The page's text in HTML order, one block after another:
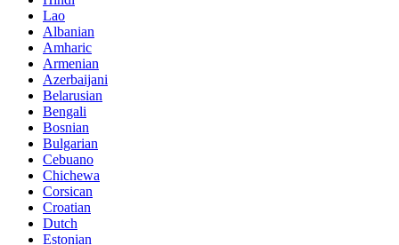
Lao
Albanian
Amharic
Armenian
Azerbaijani
Belarusian
Bengali
Bosnian
Bulgarian
Cebuano
Chichewa
Corsican
Croatian
Dutch
Estonian